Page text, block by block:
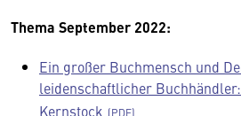
Thema September 2022:
Ein großer Buchmensch und
leidenschaftlicher
Kernstock